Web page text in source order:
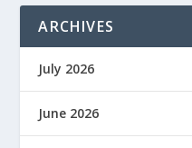
ARCHIVES
July 2026
June 2026